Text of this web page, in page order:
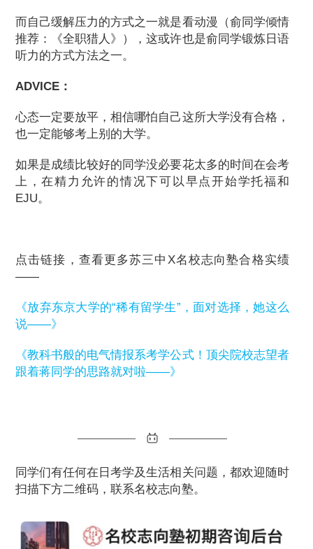
而自己缓解压力的方式之一就是看动漫（俞同学倾情
推荐：《全职猎人》），这或许也是俞同学锻炼日语
听力的方式方法之一。
ADVICE：
心态一定要放平，相信哪怕自己这所大学没有合格，
也一定能够考上别的大学。
如果是成绩比较好的同学没必要花太多的时间在会考
上，在精力允许的情况下可以早点开始学托福和
EJU。
点击链接，查看更多苏三中X名校志向塾合格实绩
——
《放弃东京大学的“稀有留学生”，面对选择，她这么
说——》
《教科书般的电气情报系考学公式！顶尖院校志望者
跟着蒋同学的思路就对啦——》
同学们有任何在日考学及生活相关问题，都欢迎随时
扫描下方二维码，联系名校志向塾。